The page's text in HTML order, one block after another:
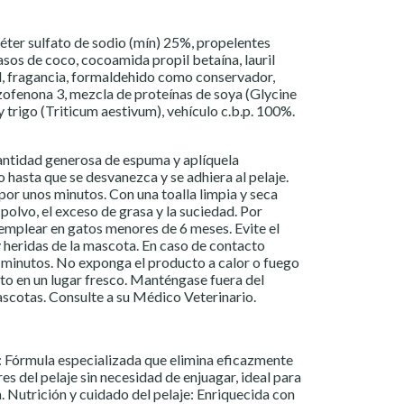
sulfato de sodio (mín) 25%, propelentes
de coco, cocoamida propil betaína, lauril
formaldehido como conservador,
3, mezcla de proteínas de soya (Glycine
trigo (Triticum aestivum), vehículo c.b.p. 100%.
generosa de espuma y aplíquela
que se desvanezca y se adhiera al pelaje.
unos minutos. Con una toalla limpia y seca
el exceso de grasa y la suciedad. Por
en gatos menores de 6 meses. Evite el
de la mascota. En caso de contacto
No exponga el producto a calor o fuego
en un lugar fresco. Manténgase fuera del
Consulte a su Médico Veterinario.
especializada que elimina eficazmente
del pelaje sin necesidad de enjuagar, ideal para
Nutrición y cuidado del pelaje: Enriquecida con